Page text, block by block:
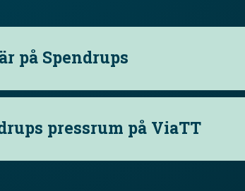
på Spendrups
pressrum på ViaTT